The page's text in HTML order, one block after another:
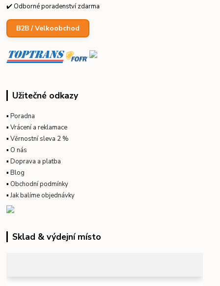
✔️ Odborné poradenství zdarma
B2B / Velkoobchod
Užitečné odkazy
▪Poradna
▪Vrácení a reklamace
▪Věrnostní sleva 2 %
▪ O nás
▪Doprava a platba
▪Blog
▪ Obchodní podmínky
▪Jak balíme objednávky
Sklad & výdejní místo